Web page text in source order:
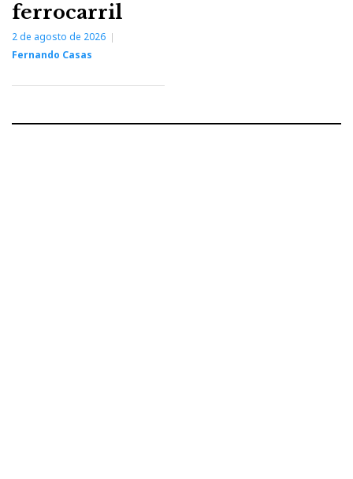
ferrocarril
2 de agosto de 2026
Fernando Casas